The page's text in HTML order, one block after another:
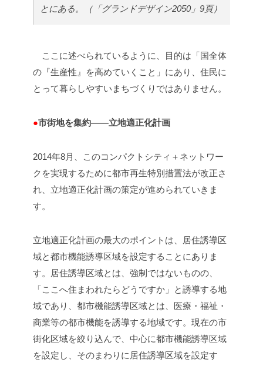
とにある。（「グランドデザイン2050」9頁）
ここに述べられているように、目的は「国全体
の『生産性』を高めていくこと」にあり、住民に
とって暮らしやすいまちづくりではありません。
●市街地を集約――立地適正化計画
2014年8月、このコンパクトシティ＋ネットワー
クを実現するために都市再生特別措置法が改正さ
れ、立地適正化計画の策定が進められていきま
す。
立地適正化計画の最大のポイントは、居住誘導区
域と都市機能誘導区域を設定することにありま
す。居住誘導区域とは、強制ではないものの、
「ここへ住まわれたらどうですか」と誘導する地
域であり、都市機能誘導区域とは、医療・福祉・
商業等の都市機能を誘導する地域です。現在の市
街化区域を絞り込んで、中心に都市機能誘導区域
を設定し、そのまわりに居住誘導区域を設定す